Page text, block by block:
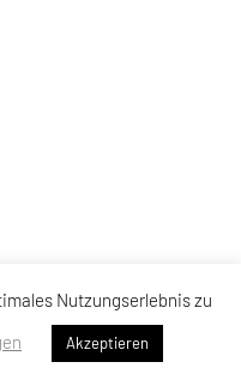
Nutzungserlebnis zu
Akzeptieren